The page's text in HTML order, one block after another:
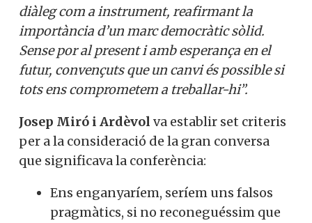
diàleg com a instrument, reafirmant la
importància d’un marc democràtic sòlid.
Sense por al present i amb esperança en el
futur, convençuts que un canvi és possible si
tots ens comprometem a treballar-hi”.
Josep Miró i Ardèvol va establir set criteris
per a la consideració de la gran conversa
que significava la conferència:
Ens enganyaríem, seríem uns falsos
pragmàtics, si no reconeguéssim que